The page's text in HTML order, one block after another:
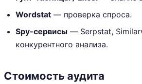
Wordstat — проверка спроса.
Spy-сервисы — Serpstat,
конкурентного анализа.
Стоимость аудита